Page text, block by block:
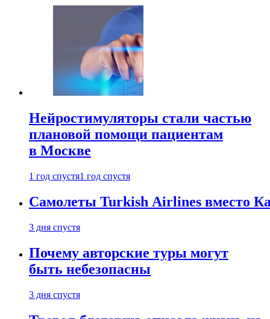
Нейростимуляторы стали частью
плановой помощи пациентам
в Москве
1 год спустя1 год спустя
Самолеты Turkish Airlines вместо
3 дня спустя
Почему авторские туры могут
быть небезопасны
3 дня спустя